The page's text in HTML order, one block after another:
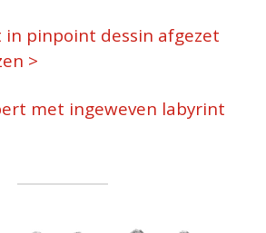
in pinpoint dessin afgezet
>
met ingeweven labyrint